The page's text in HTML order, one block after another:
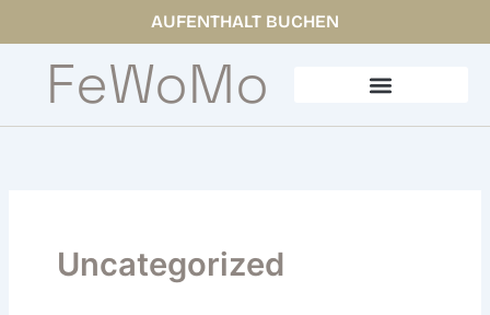
springen
AUFENTHALT BUCHEN
FeWoMo
Uncategorized